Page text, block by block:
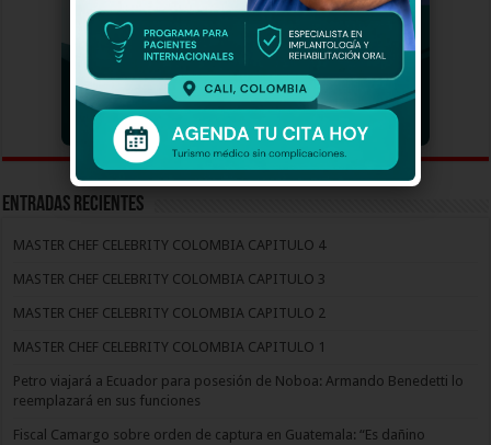
Entradas recientes
MASTER CHEF CELEBRITY COLOMBIA CAPITULO 4
MASTER CHEF CELEBRITY COLOMBIA CAPITULO 3
MASTER CHEF CELEBRITY COLOMBIA CAPITULO 2
MASTER CHEF CELEBRITY COLOMBIA CAPITULO 1
Petro viajará a Ecuador para posesión de Noboa: Armando Benedetti lo
reemplazará en sus funciones
Fiscal Camargo sobre orden de captura en Guatemala: “Es dañino